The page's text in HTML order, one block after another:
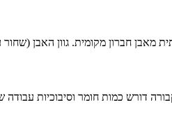
מאבן חברון מקומית. גוון האבן
דורש כמות חומר וסיבוכיות עבודה